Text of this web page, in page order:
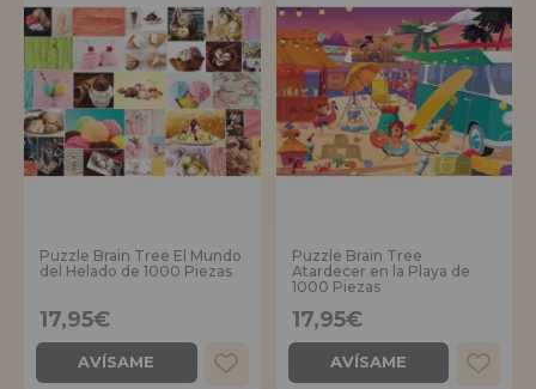
Puzzle Brain Tree El Mundo
del Helado de 1000 Piezas
17,95€
AVÍSAME
Puzzle Brain Tree
Atardecer en la Playa de
1000 Piezas
17,95€
AVÍSAME